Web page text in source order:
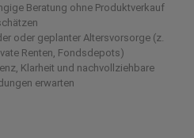
Beratung ohne Produktverkauf
oder geplanter Altersvorsorge (z.
Renten, Fondsdepots)
Klarheit und nachvollziehbare
erwarten